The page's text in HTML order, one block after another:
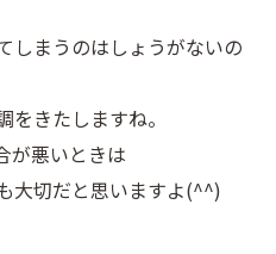
しまうのはしょうがないの
きたしますね。
が悪いときは
大切だと思いますよ(^^)